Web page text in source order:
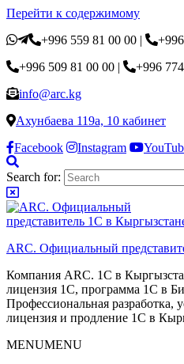
Перейти к содержимому
+996 559 81 00 00 |
+996 509 81 00 00 |
+996
info@arc.kg
Ахунбаева 119а, 10 кабинет
Facebook
Instagram
Search for:
ARC. Официальный
Компания ARC. 1С в
лицензия 1С, программа 1С в
Профессиональная разработка,
лицензия и продление 1С в
MENUMENU